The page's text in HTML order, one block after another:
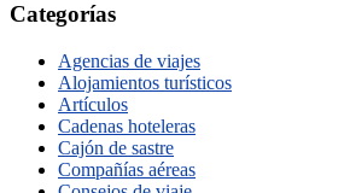
Categorías
Agencias de viajes
Alojamientos turísticos
Artículos
Cadenas hoteleras
Cajón de sastre
Compañías aéreas